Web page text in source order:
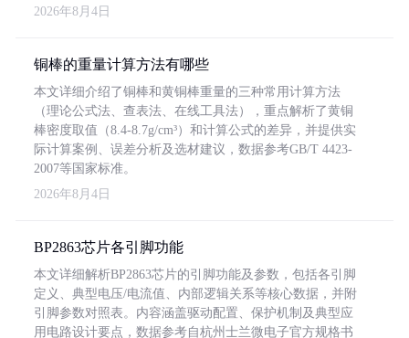
2026年8月4日
铜棒的重量计算方法有哪些
本文详细介绍了铜棒和黄铜棒重量的三种常用计算方法
（理论公式法、查表法、在线工具法），重点解析了黄铜
棒密度取值（8.4-8.7g/cm³）和计算公式的差异，并提供实
际计算案例、误差分析及选材建议，数据参考GB/T 4423-
2007等国家标准。
2026年8月4日
BP2863芯片各引脚功能
本文详细解析BP2863芯片的引脚功能及参数，包括各引脚
定义、典型电压/电流值、内部逻辑关系等核心数据，并附
引脚参数对照表。内容涵盖驱动配置、保护机制及典型应
用电路设计要点，数据参考自杭州士兰微电子官方规格书